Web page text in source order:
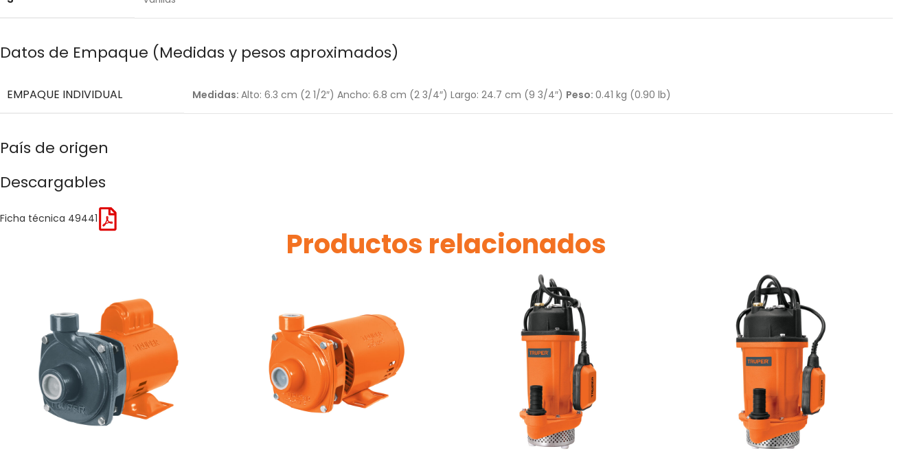
Datos de Empaque (Medidas y pesos aproximados)
EMPAQUE INDIVIDUAL Medidas: Alto: 6.3 cm (2 1/2″) Ancho: 6.8 cm (2 3/4″) Largo: 24.7 cm (9 3/4″) Peso: 0.41 kg (0.90 lb)
País de origen
Descargables
Ficha técnica 49441
Productos relacionados